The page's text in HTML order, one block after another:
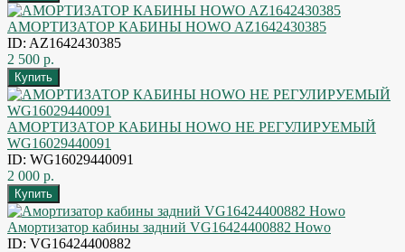
АМОРТИЗАТОР КАБИНЫ HOWO AZ1642430385
ID: AZ1642430385
2 500 р.
АМОРТИЗАТОР КАБИНЫ HOWO НЕ РЕГУЛИРУЕМЫЙ
WG16029440091
ID: WG16029440091
2 000 р.
Амортизатор кабины задний VG16424400882 Howo
ID: VG16424400882